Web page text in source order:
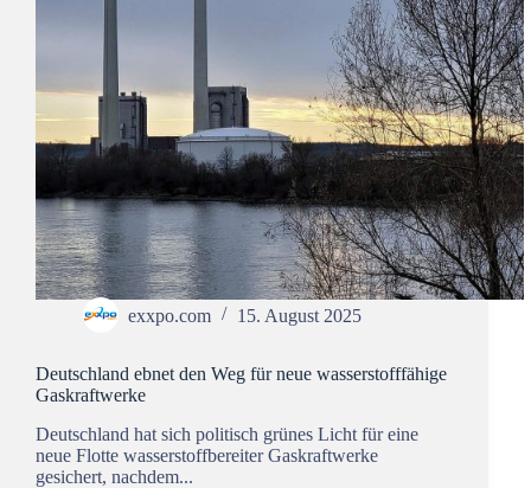
exxpo.com 15. August 2025
Deutschland ebnet den Weg für neue wasserstofffähige
Gaskraftwerke
Deutschland hat sich politisch grünes Licht für eine
neue Flotte wasserstoffbereiter Gaskraftwerke
gesichert, nachdem...